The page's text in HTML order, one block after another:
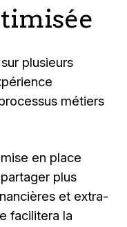
plusieurs
métiers
en place
plus
et extra-
facilitera la